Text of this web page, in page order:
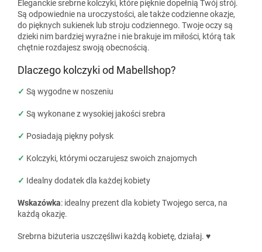
Eleganckie srebrne kolczyki, które pięknie dopełnią Twój strój.
Są odpowiednie na uroczystości, ale także codzienne okazje,
do pięknych sukienek lub stroju codziennego. Twoje oczy są
dzieki nim bardziej wyraźne i nie brakuje im miłości, którą tak
chętnie rozdajesz swoją obecnością.
Dlaczego kolczyki od Mabellshop?
✓ Są wygodne w noszeniu
✓ Są wykonane z wysokiej jakości srebra
✓ Posiadają piękny połysk
✓ Kolczyki, którymi oczarujesz swoich znajomych
✓ Idealny dodatek dla każdej kobiety
Wskazówka: idealny prezent dla kobiety Twojego serca, na
każdą okazję.
Srebrna biżuteria uszczęśliwi każdą kobietę, działaj. ♥